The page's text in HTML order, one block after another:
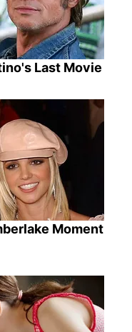
Last Movie
Moment